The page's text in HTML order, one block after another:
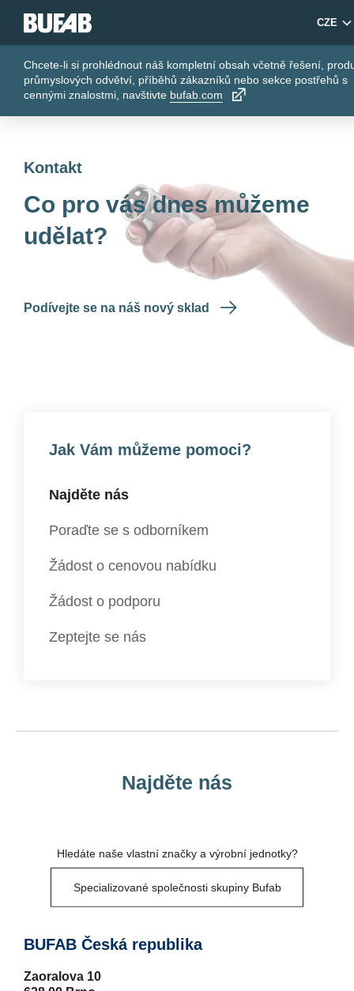
Chcete-li si prohlédnout náš kompletní obsah včetně řešení,
průmyslových odvětví, příběhů zákazníků nebo sekce postřehů s
cennými znalostmi, navštivte bufab.com
CZE
Kontakt
Co pro vás dnes můžeme
udělat?
Podívejte se na náš nový sklad
Jak Vám můžeme pomoci?
Najděte nás
Poraďte se s odborníkem
Žádost o cenovou nabídku
Žádost o podporu
Zeptejte se nás
Najděte nás
Hledáte naše vlastní značky a výrobní jednotky?
Specializované společnosti skupiny Bufab
BUFAB Česká republika
Zaoralova 10